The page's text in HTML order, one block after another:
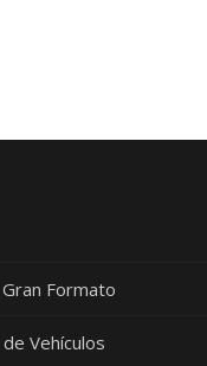
Formato
Vehículos